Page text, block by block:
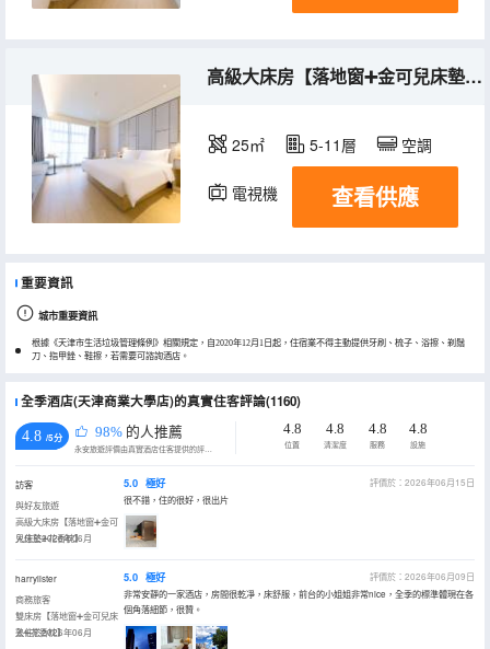
高級大床房【落地窗➕金可兒床墊➕花香枕】
25㎡ 5-11層 空調
電視機 查看供應
重要資訊
城市重要資訊
根據《天津市生活垃圾管理條例》相關規定，自2020年12月1日起，住宿業不得主動提供牙刷、梳子、浴擦、剃鬚
刀、指甲銼、鞋擦，若需要可諮詢酒店。
全季酒店(天津商業大學店)的真實住客評論(1160)
4.8 /5分 98% 的人推薦
永安旅遊評價由真實酒店住客提供的評價。
4.8
位置
4.8
清潔度
4.8
服務
4.8
設施
訪客
與好友旅遊
高級大床房【落地窗➕金可
兒床墊➕花香枕】
入住於2026年06月
5.0 極好
評價於：2026年06月15日
很不錯，住的很好，很出片
harrylister
商務旅客
雙床房【落地窗➕金可兒床
墊➕花香枕】
入住於2026年06月
5.0 極好
評價於：2026年06月09日
非常安靜的一家酒店，房間很乾凈，床舒服，前台的小姐姐非常nice，全季的標準體現在各
個角落細節，很贊。